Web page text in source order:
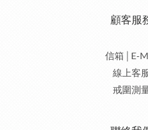
顧客服
信箱│E-
線上客
戒圍測